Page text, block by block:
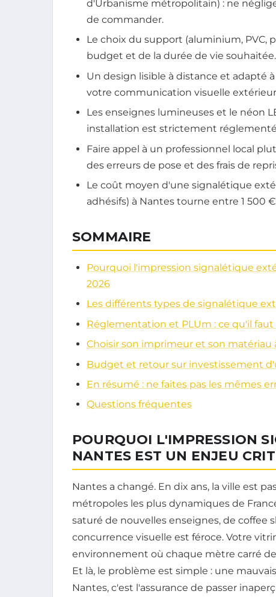
d'Urbanisme métropolitain) : ne
de commander.
Le choix du support (aluminium, PVC,
budget et de la durée de vie souhaitée.
Un design lisible à distance et adapté
votre communication visuelle
Les enseignes lumineuses et le néon
installation est strictement
Faire appel à un professionnel local
des erreurs de pose et des frais de
Le coût moyen d'une signalétique
adhésifs) à Nantes tourne entre 1 500
SOMMAIRE
Pourquoi l'impression signalétique
2026
Les différents types de signalétique
Réglementation et PLUm : ce qu'il
Choisir son imprimeur et son matériau
Budget et retour sur investissement
En résumé : ne faites pas les mêmes
Questions fréquentes
POURQUOI L'IMPRESSION
NANTES EST UN ENJEU
Nantes a changé. En dix ans, la ville est
métropoles les plus dynamiques de
saturé de nouvelles enseignes, de coffee
concurrence visuelle est féroce. Votre
environnement où chaque mètre carré
Et là, le problème est simple : une
Nantes, c'est l'assurance de passer